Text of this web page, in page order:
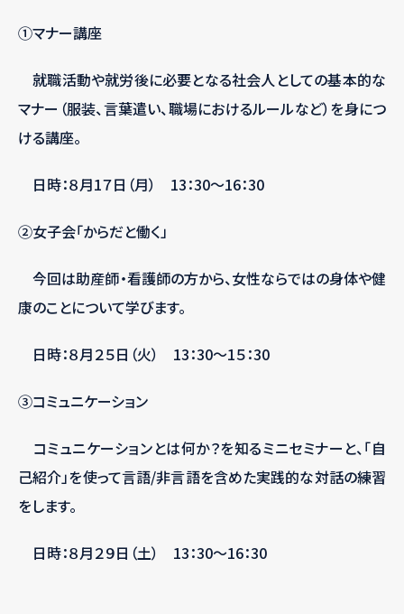
①マナー講座
就職活動や就労後に必要となる社会人としての基本的な
マナー（服装、言葉遣い、職場におけるルールなど）を身につ
ける講座。
日時：８月1７日（月） 13：30～16：30
②女子会「からだと働く」
今回は助産師・看護師の方から、女性ならではの身体や健
康のことについて学びます。
日時：８月２５日（火） 13：30～1５：30
③コミュニケーション
コミュニケーションとは何か？を知るミニセミナーと、「自
己紹介」を使って言語/非言語を含めた実践的な対話の練習
をします。
日時：８月２９日（土） 13：30～16：30